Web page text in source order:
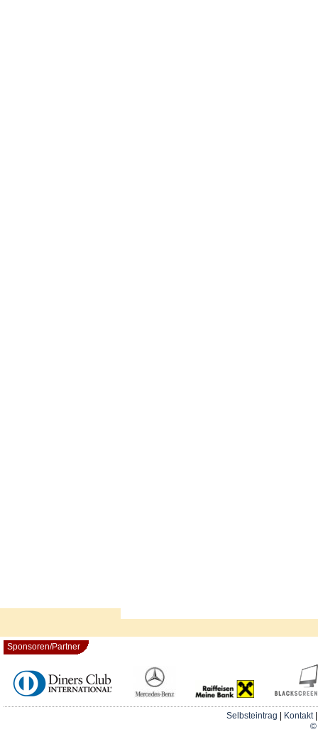
Sponsoren/Partner
Selbsteintrag Kontakt
©